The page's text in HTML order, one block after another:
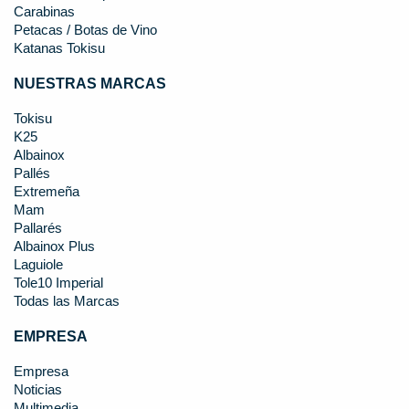
Carabinas
Petacas / Botas de Vino
Katanas Tokisu
NUESTRAS MARCAS
Tokisu
K25
Albainox
Pallés
Extremeña
Mam
Pallarés
Albainox Plus
Laguiole
Tole10 Imperial
Todas las Marcas
EMPRESA
Empresa
Noticias